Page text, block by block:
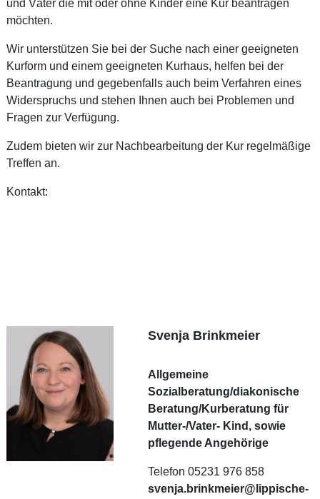
und Väter die mit oder ohne Kinder eine Kur beantragen
möchten.
Wir unterstützen Sie bei der Suche nach einer geeigneten
Kurform und einem geeigneten Kurhaus, helfen bei der
Beantragung und gegebenfalls auch beim Verfahren eines
Widerspruchs und stehen Ihnen auch bei Problemen und
Fragen zur Verfügung.
Zudem bieten wir zur Nachbearbeitung der Kur regelmäßige
Treffen an.
Kontakt:
Svenja Brinkmeier
Allgemeine
Sozialberatung/diakonische
Beratung/Kurberatung für
Mutter-/Vater- Kind, sowie
pflegende Angehörige
Telefon 05231 976 858
svenja.brinkmeier@lippische-